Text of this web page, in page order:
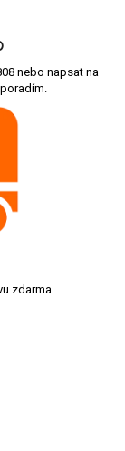
nebo napsat na
zdarma.